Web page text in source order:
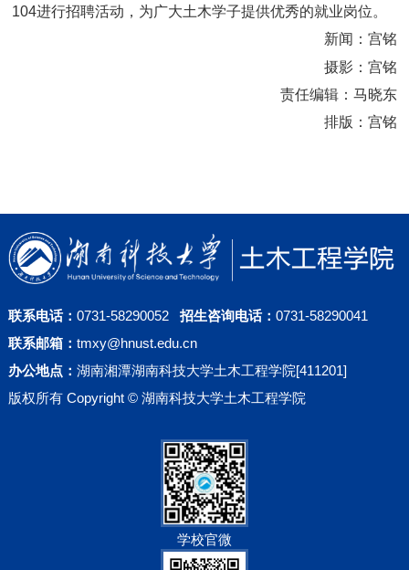
104进行招聘活动，为广大土木学子提供优秀的就业岗位。
新闻：宫铭
摄影：宫铭
责任编辑：马晓东
排版：宫铭
联系电话： 0731-58290052 招生咨询电话： 0731-58290041
联系邮箱： tmxy@hnust.edu.cn
办公地点： 湖南湘潭湖南科技大学土木工程学院[411201]
版权所有 Copyright © 湖南科技大学土木工程学院
学校官微